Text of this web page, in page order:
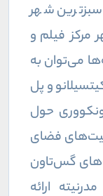
با ۱۳۰ سال تاریخ از ۱۸۸۶، سبزترین شهر
شهر مرکز فیلم و
می‌توان به
و پل
حول
فضای
گس‌تاون
ارائه